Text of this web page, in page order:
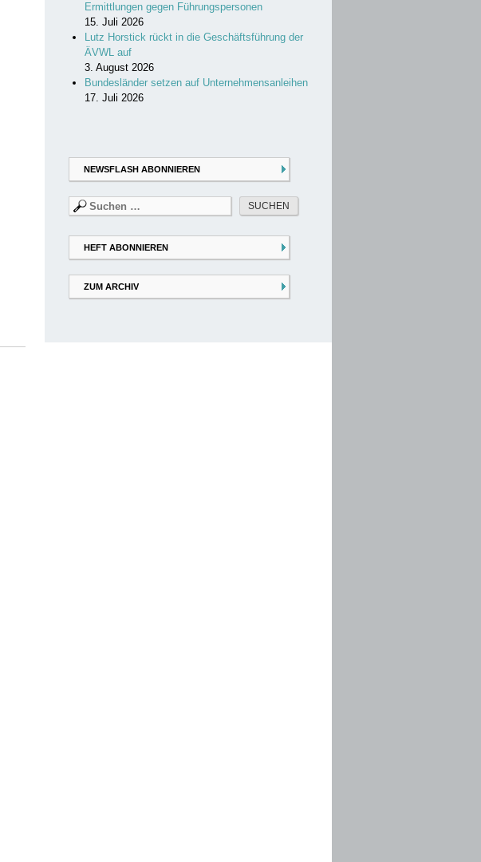
Ermittlungen gegen Führungspersonen
15. Juli 2026
Lutz Horstick rückt in die Geschäftsführung der
ÄVWL auf
3. August 2026
Bundesländer setzen auf Unternehmensanleihen
17. Juli 2026
NEWSFLASH ABONNIEREN
Suchen
nach:
HEFT ABONNIEREN
ZUM ARCHIV